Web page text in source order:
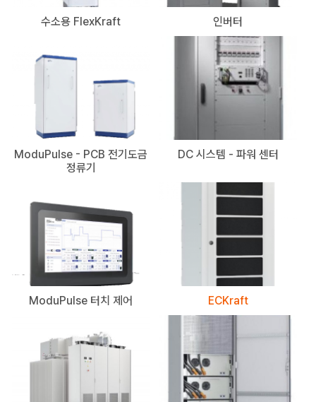
수소용 FlexKraft 인버터
ModuPulse - PCB 전기도금
정류기
DC 시스템 - 파워 센터
ModuPulse 터치 제어 ECKraft